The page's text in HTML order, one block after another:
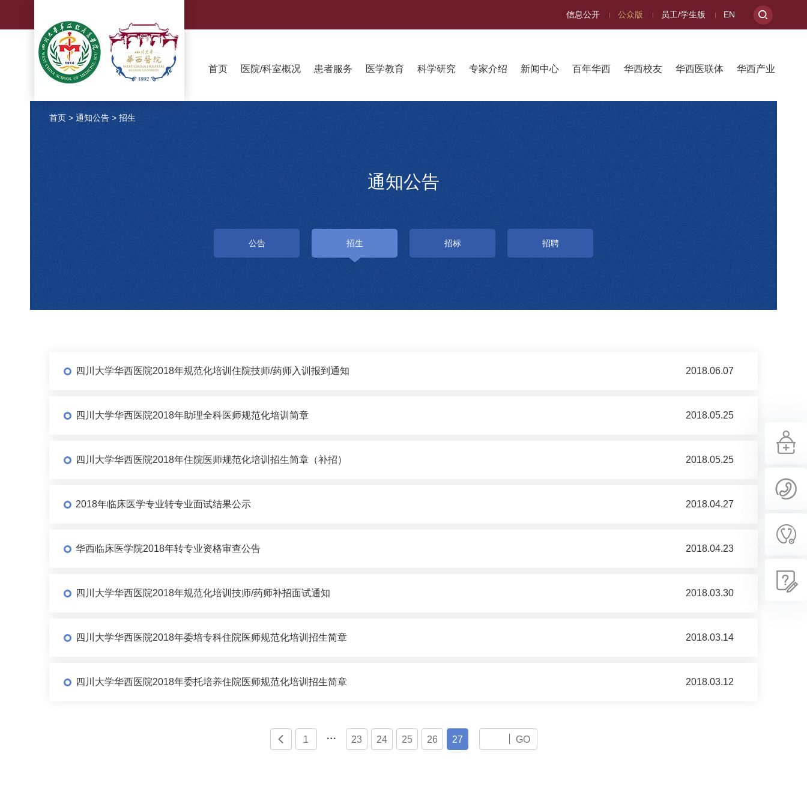
信息公开 公众版 员工/学生版 EN
首页 医院/科室概况 患者服务 医学教育 科学研究 专家介绍 新闻中心 百年华西 华西校友 华西医联体 华西产业
首页 > 通知公告 > 招生
通知公告
公告 招生 招标 招聘
四川大学华西医院2018年规范化培训住院技师/药师入训报到通知 2018.06.07
四川大学华西医院2018年助理全科医师规范化培训简章 2018.05.25
四川大学华西医院2018年住院医师规范化培训招生简章（补招） 2018.05.25
2018年临床医学专业转专业面试结果公示 2018.04.27
华西临床医学院2018年转专业资格审查公告 2018.04.23
四川大学华西医院2018年规范化培训技师/药师补招面试通知 2018.03.30
四川大学华西医院2018年委培专科住院医师规范化培训招生简章 2018.03.14
四川大学华西医院2018年委托培养住院医师规范化培训招生简章 2018.03.12
 1  23 24 25 26 27 GO